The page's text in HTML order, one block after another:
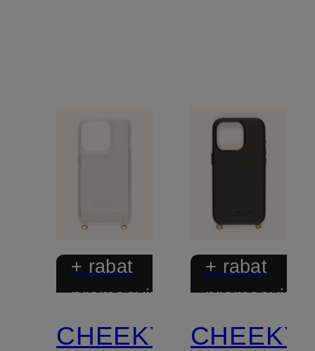
+ rabat
promocyjny
CHEEKY
+ rabat
promocyjny
CHEEKY